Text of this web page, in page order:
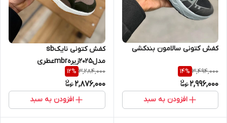
کفش کتونی سالامون بندکشی
3,494,000
14%
2,996,000
افزودن به سبد
کفش کتونی نایکsb
مدل2025زیرهmbrعطری
3,284,000
12%
2,876,000
افزودن به سبد